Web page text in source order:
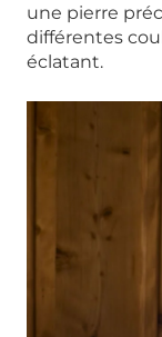
une pierre
différentes
éclatant.